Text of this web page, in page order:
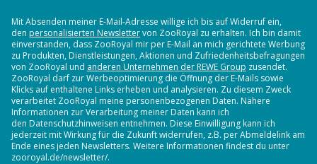
Mit Absenden meiner E-Mail-Adresse willige ich bis auf Widerruf ein,
den personalisierten Newslettervon ZooRoyal zu erhalten. Ich bin damit
einverstanden, dass ZooRoyal mir per E-Mail an mich gerichtete Werbung
zu Produkten, Dienstleistungen, Aktionen und Zufriedenheitsbefragungen
von ZooRoyal und anderen Unternehmen der REWE Group zusendet.
ZooRoyal darf zur Werbeoptimierung die Öffnung der E-Mails sowie
Klicks auf enthaltene Links erheben und analysieren. Zu diesem Zweck
verarbeitet ZooRoyal meine personenbezogenen Daten. Nähere
Informationen zur Verarbeitung meiner Daten kann ich
den Datenschutzhinweisen entnehmen. Diese Einwilligung kann ich
jederzeit mit Wirkung für die Zukunft widerrufen, z.B. per Abmeldelink am
Ende eines jeden Newsletters. Weitere Informationen findest du unter
zooroyal.de/newsletter/.